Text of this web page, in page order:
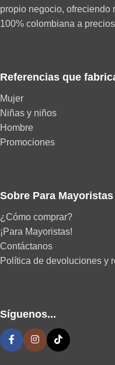
propio negocio, ofreciendo
100% colombiana a
Referencias que
Mujer
Niñas y niños
Hombre
Promociones
Sobre Para Mayoristas
¿Cómo comprar?
¡Para Mayoristas!
Contáctanos
Política de devoluciones y
Síguenos...